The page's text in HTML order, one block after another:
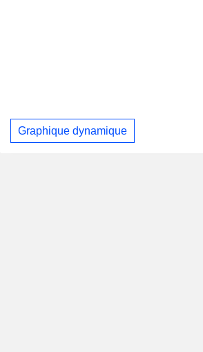
Graphique dynamique